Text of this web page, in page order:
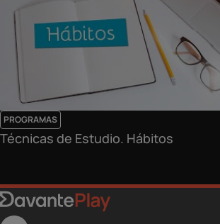
PROGRAMAS
Técnicas de Estudio. Hábitos